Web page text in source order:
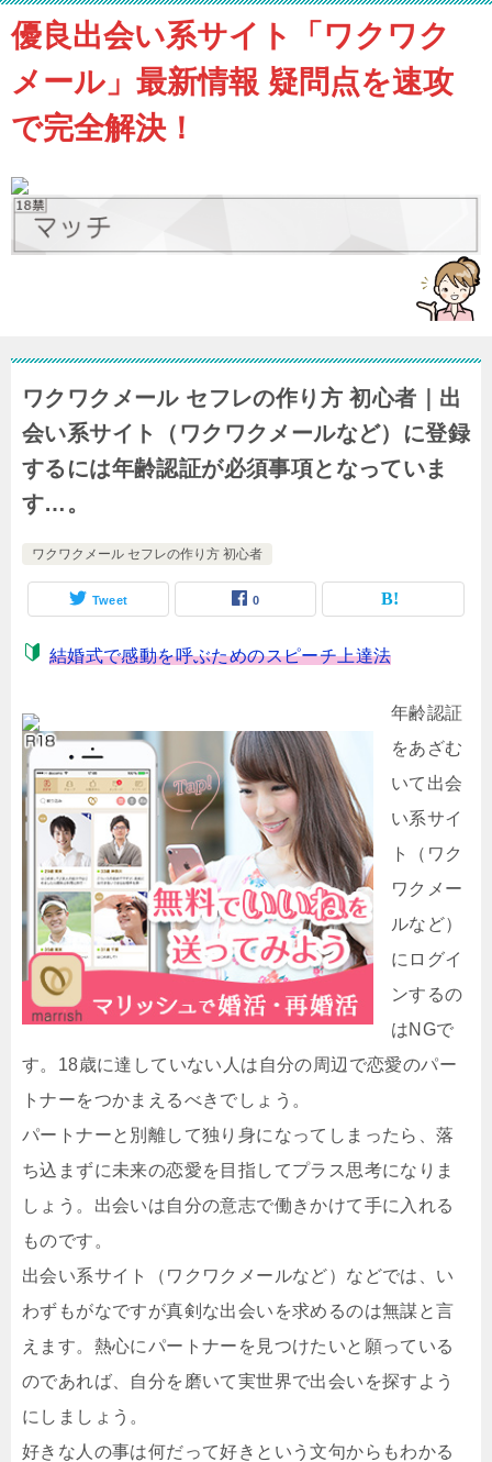
優良出会い系サイト「ワクワク
メール」最新情報 疑問点を速攻
で完全解決！
ワクワクメール セフレの作り方 初心者｜出
会い系サイト（ワクワクメールなど）に登録
するには年齢認証が必須事項となっていま
す…。
ワクワクメール セフレの作り方 初心者
Tweet 0
結婚式で感動を呼ぶためのスピーチ上達法
年齢認証
をあざむ
いて出会
い系サイ
ト（ワク
ワクメー
ルなど）
にログイ
ンするの
はNGで
す。18歳に達していない人は自分の周辺で恋愛のパー
トナーをつかまえるべきでしょう。
パートナーと別離して独り身になってしまったら、落
ち込まずに未来の恋愛を目指してプラス思考になりま
しょう。出会いは自分の意志で働きかけて手に入れる
ものです。
出会い系サイト（ワクワクメールなど）などでは、い
わずもがなですが真剣な出会いを求めるのは無謀と言
えます。熱心にパートナーを見つけたいと願っている
のであれば、自分を磨いて実世界で出会いを探すよう
にしましょう。
好きな人の事は何だって好きという文句からもわかる